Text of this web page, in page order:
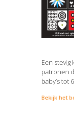
Een
patronen
baby’s tot
Bekijk het